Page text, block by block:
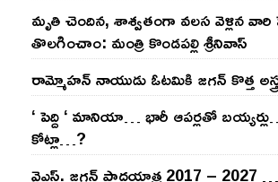
మృతి చెందిన, శాశ్వతంగా వలస వెళ్లిన వారి
తొల‌గించాం: మంత్రి కొండపల్లి శ్రీనివాస్
రామ్మోహ‌న్ నాయుడు ఓట‌మికి జ‌గ‌న్ కొత్త
‘ పెద్ది ‘ మానియా… భారీ ఆప‌ర్ల‌తో
కోట్లా…?
వైఎస్‌. జ‌గ‌న్ పాద‌యాత్ర 2017 – 2027